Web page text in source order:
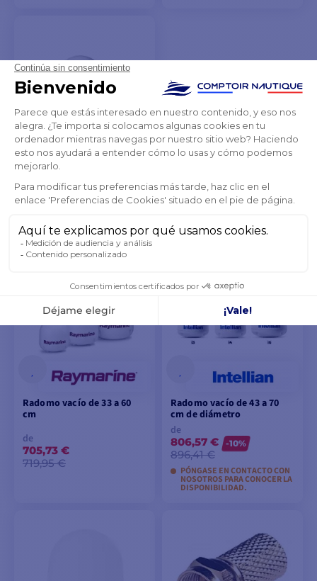
Radomo vacío 37 a 60 cm
907,40 €
926,66 €
Radomo vacío de 33 a 60
cm
de
705,73 €
719,95 €
Radomo vacío de 43 a 70
cm de diámetro
de
806,57 €
896,41 €
-10%
PÓNGASE EN CONTACTO CON
NOSOTROS PARA CONOCER LA
DISPONIBILIDAD.